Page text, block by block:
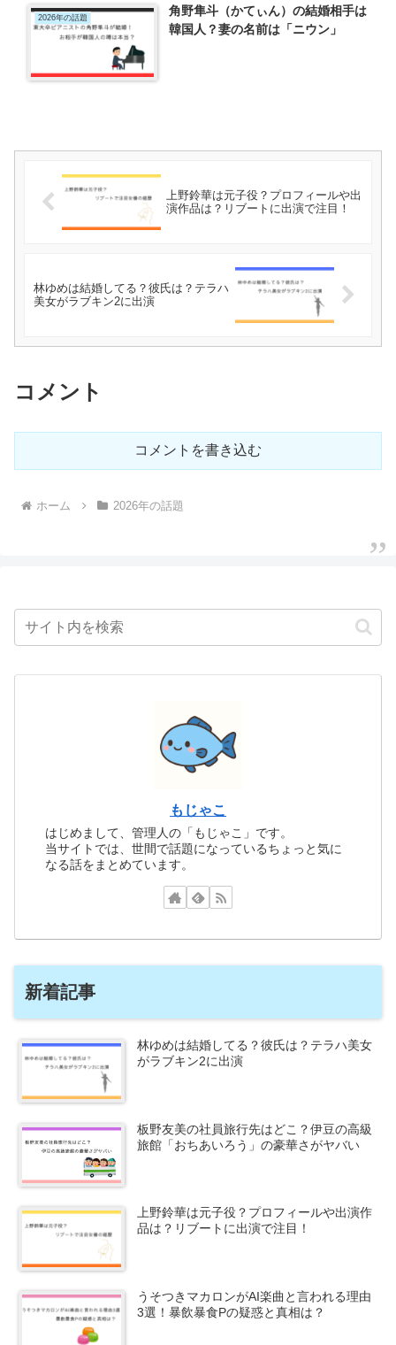
2026年の話題
角野隼斗（かてぃん）の結婚相手は
韓国人？妻の名前は「ニウン」
上野鈴華は元子役？プロフィールや出
演作品は？リブートに出演で注目！
林ゆめは結婚してる？彼氏は？テラハ
美女がラブキン2に出演
コメント
コメントを書き込む
ホーム 2026年の話題
もじゃこ
はじめまして、管理人の「もじゃこ」です。
当サイトでは、世間で話題になっているちょっと気に
なる話をまとめています。
新着記事
林ゆめは結婚してる？彼氏は？テラハ美女
がラブキン2に出演
板野友美の社員旅行先はどこ？伊豆の高級
旅館「おちあいろう」の豪華さがヤバい
上野鈴華は元子役？プロフィールや出演作
品は？リブートに出演で注目！
うそつきマカロンがAI楽曲と言われる理由
3選！暴飲暴食Pの疑惑と真相は？